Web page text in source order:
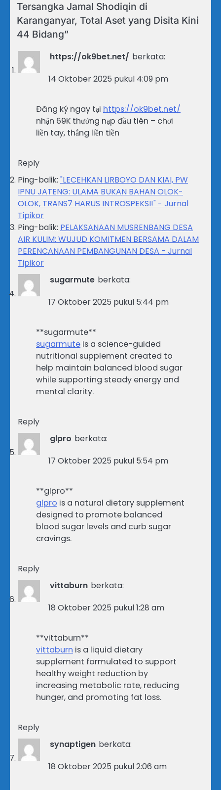
Tersangka Jamal Shodiqin di
Karanganyar, Total Aset yang Disita Kini
44 Bidang”
https://ok9bet.net/ berkata:
14 Oktober 2025 pukul 4:09 pm
Đăng ký ngay tại https://ok9bet.net/
nhận 69K thưởng nạp đầu tiên – chơi
liền tay, thắng liền tiền
Reply
Ping-balik: "LECEHKAN LIRBOYO DAN KIAI, PW
IPNU JATENG: ULAMA BUKAN BAHAN OLOK-
OLOK, TRANS7 HARUS INTROSPEKSI!" - Jurnal
Tipikor
Ping-balik: PELAKSANAAN MUSRENBANG DESA
AIR KULIM: WUJUD KOMITMEN BERSAMA DALAM
PERENCANAAN PEMBANGUNAN DESA - Jurnal
Tipikor
sugarmute berkata:
17 Oktober 2025 pukul 5:44 pm
** sugarmute**
sugarmute is a science-guided
nutritional supplement created to
help maintain balanced blood sugar
while supporting steady energy and
mental clarity.
Reply
glpro berkata:
17 Oktober 2025 pukul 5:54 pm
** glpro**
glpro is a natural dietary supplement
designed to promote balanced
blood sugar levels and curb sugar
cravings.
Reply
vittaburn berkata:
18 Oktober 2025 pukul 1:28 am
** vittaburn**
vittaburn is a liquid dietary
supplement formulated to support
healthy weight reduction by
increasing metabolic rate, reducing
hunger, and promoting fat loss.
Reply
synaptigen berkata:
18 Oktober 2025 pukul 2:06 am